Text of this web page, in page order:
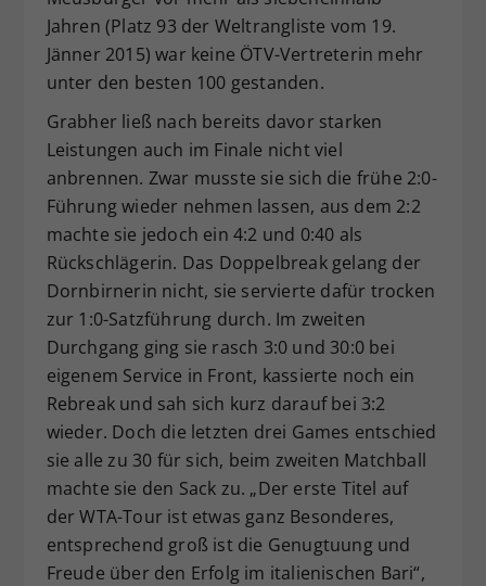
Jahren (Platz 93 der Weltrangliste vom 19.
Jänner 2015) war keine ÖTV-Vertreterin mehr
unter den besten 100 gestanden.
Grabher ließ nach bereits davor starken
Leistungen auch im Finale nicht viel
anbrennen. Zwar musste sie sich die frühe 2:0-
Führung wieder nehmen lassen, aus dem 2:2
machte sie jedoch ein 4:2 und 0:40 als
Rückschlägerin. Das Doppelbreak gelang der
Dornbirnerin nicht, sie servierte dafür trocken
zur 1:0-Satzführung durch. Im zweiten
Durchgang ging sie rasch 3:0 und 30:0 bei
eigenem Service in Front, kassierte noch ein
Rebreak und sah sich kurz darauf bei 3:2
wieder. Doch die letzten drei Games entschied
sie alle zu 30 für sich, beim zweiten Matchball
machte sie den Sack zu. „Der erste Titel auf
der WTA-Tour ist etwas ganz Besonderes,
entsprechend groß ist die Genugtuung und
Freude über den Erfolg im italienischen Bari“,